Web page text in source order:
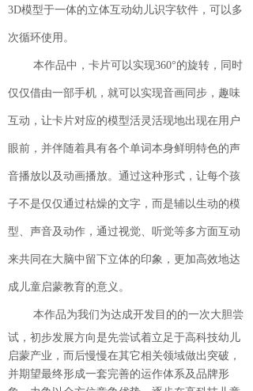
3D模型于一体的立体互动幼儿识字软件，可以多
次循环使用。
本作品中，卡片可以实现360°的旋转，同时
仅仅借由一部手机，就可以实现音画同步，趣味
互动，让卡片对应的模型活灵活现地出现在用户
眼前，并伴随着具有各个单词本身鲜明特色的声
音播放以及动画播放。通过这种形式，让每个孩
子不是仅仅通过枯燥的文字，而是辅以生动的模
型、声音及动作，通过视觉、听觉等多方面互动
来共同在大脑中留下立体的印象，更加高效地达
成儿童启蒙教育的意义。
本作品为我们为达成开发目的的一次大胆尝
试，初步发展方向是先尝试着立足于高科技幼儿
启蒙产业，而后慢慢在其它相关领域做出突破，
并期望最终形成一套完善的运作体系及品牌形